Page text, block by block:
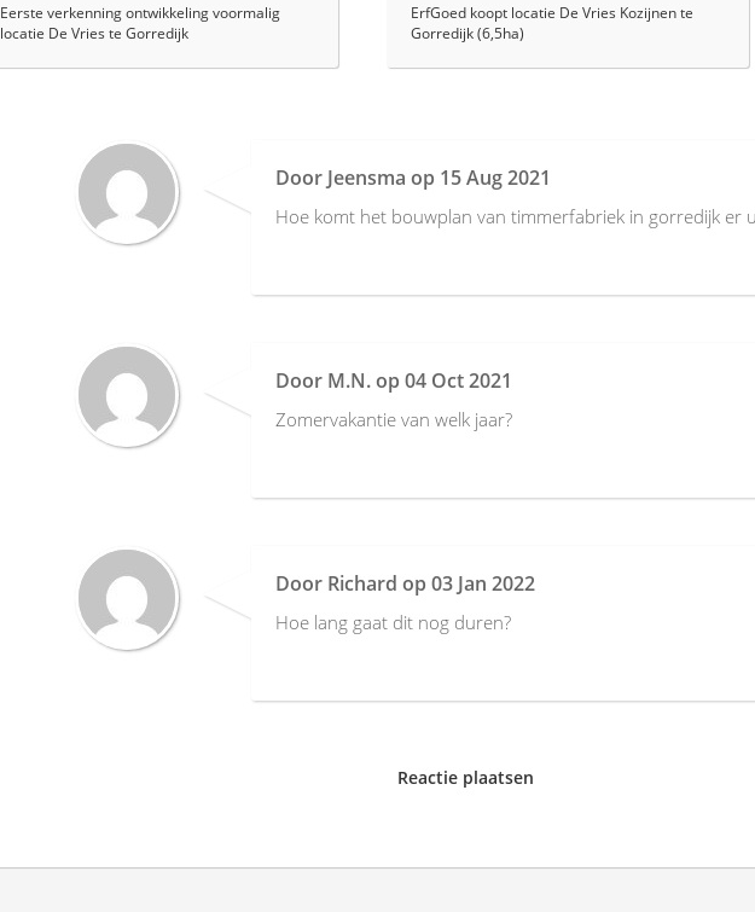
Eerste verkenning ontwikkeling voormalig
locatie De Vries te Gorredijk
ErfGoed koopt locatie De Vries Kozijnen te
Gorredijk (6,5ha)
DoorJeensma op 15 Aug 2021
Hoe komt het bouwplan van timmerfabriek in gorredijk er
DoorM.N.op 04 Oct 2021
Zomervakantie van welk jaar?
DoorRichard op 03 Jan 2022
Hoe lang gaat dit nog duren?
Reactie plaatsen